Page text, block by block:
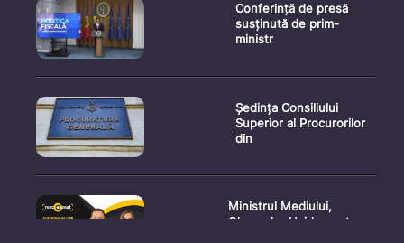
Conferință de presă
susținută de prim-
ministr
Ședința Consiliului
Superior al Procurorilor
din
Ministrul Mediului,
Gheorghe Hajder, este